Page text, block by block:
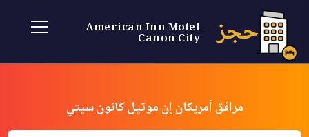
حجز American Inn Motel
Canon City
مرافق أمريكان إن موتيل كانون سيتي